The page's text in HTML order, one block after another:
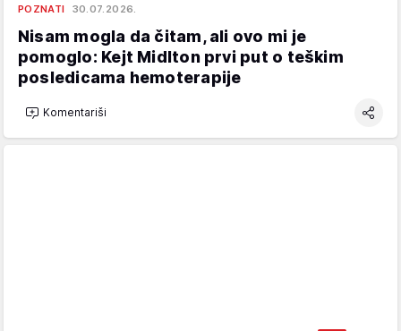
POZNATI 30.07.2026.
Nisam mogla da čitam, ali ovo mi je
pomoglo: Kejt Midlton prvi put o teškim
posledicama hemoterapije
Komentariši